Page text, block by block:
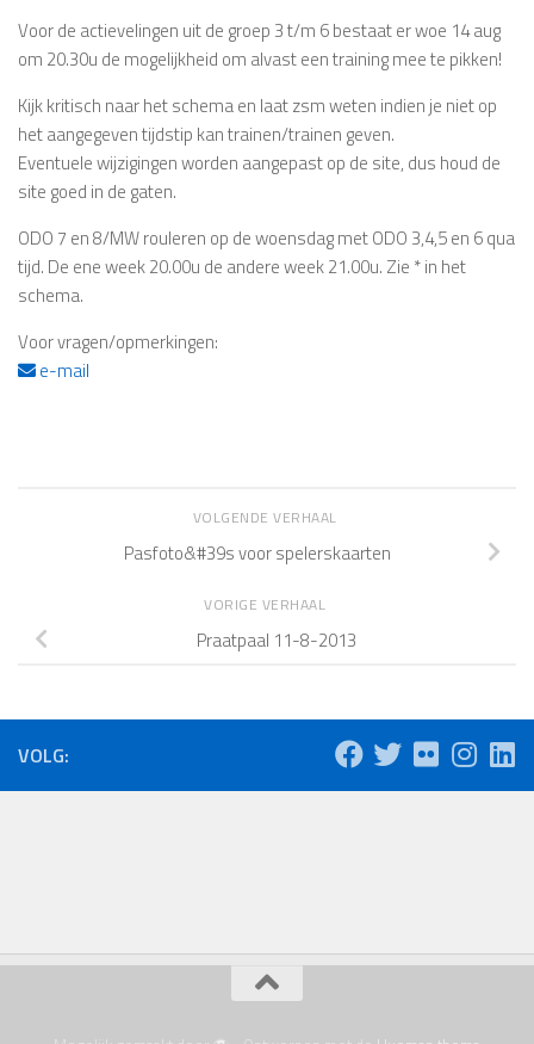
Voor de actievelingen uit de groep 3 t/m 6 bestaat er woe 14 aug
om 20.30u de mogelijkheid om alvast een training mee te pikken!
Kijk kritisch naar het schema en laat zsm weten indien je niet op
het aangegeven tijdstip kan trainen/trainen geven.
Eventuele wijzigingen worden aangepast op de site, dus houd de
site goed in de gaten.
ODO 7 en 8/MW rouleren op de woensdag met ODO 3,4,5 en 6 qua
tijd. De ene week 20.00u de andere week 21.00u. Zie * in het
schema.
Voor vragen/opmerkingen:
e-mail
VOLGENDE VERHAAL
Pasfoto&#39s voor spelerskaarten
VORIGE VERHAAL
Praatpaal 11-8-2013
VOLG: